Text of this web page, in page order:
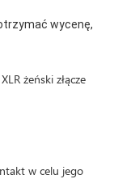
wycenę,
w celu jego